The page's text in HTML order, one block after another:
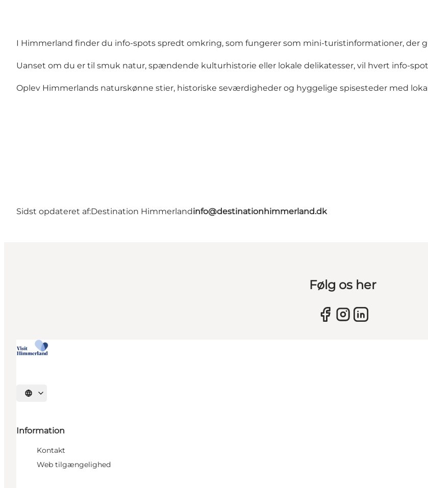
I Himmerland finder du info-spots spredt omkring, som fungerer som mini-turistinformationer, der
Uanset om du er til smuk natur, spændende kulturhistorie eller lokale delikatesser, vil hvert info-
Oplev Himmerlands naturskønne stier, historiske seværdigheder og hyggelige spisesteder med
Sidst opdateret af:Destination Himmerlandinfo@destinationhimmerland.dk
Følg os her
Vælg sprog
Information
Kontakt
Web tilgængelighed